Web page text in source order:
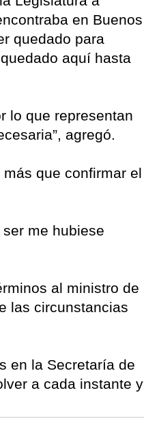
en Buenos
quedado para
aquí hasta
lo que representan
agregó.
que confirmar el
me hubiese
al ministro de
las circunstancias
en la Secretaría de
a cada instante y